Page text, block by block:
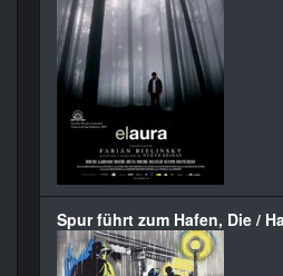
Spur führt zum Hafen, Die /